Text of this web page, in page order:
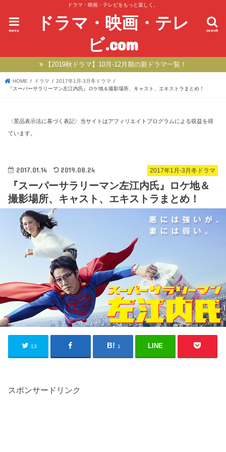
ドラマ・映画・テレビをもっと楽しく。
ドラマ・映画・テレ
ビ.com
search
menu
【2019秋ドラマ】10月-12月期の新ドラマ一覧！
HOME ドラマ
2017年1月-3月冬ドラマ
『スーパーサラリーマン左江内氏』ロケ地＆撮影場所、キャスト、エキストラまとめ！
〈景品表示法に基づく表記〉当サイトはアフィリエイトプログラムによる収益を得
ています。
2017年1月-3月冬ドラマ
2017.01.14 2019.08.24
『スーパーサラリーマン左江内氏』ロケ地＆
撮影場所、キャスト、エキストラまとめ！
13 1 LINE
スポンサードリンク